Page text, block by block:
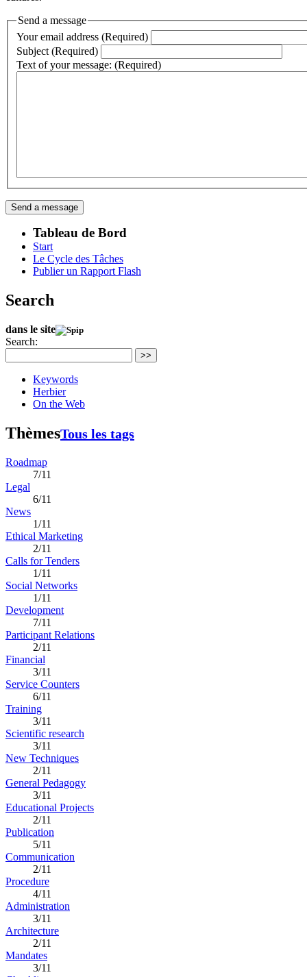
Send a message
Your email address (Required)
Subject (Required)
Text of your message: (Required)
Tableau de Bord
Start
Le Cycle des Tâches
Publier un Rapport Flash
Search
dans le site
Search:
>>
Keywords
Herbier
On the Web
ThèmesTous les tags
Roadmap
7/11
Legal
6/11
News
1/11
Ethical Marketing
2/11
Calls for Tenders
1/11
Social Networks
1/11
Development
7/11
Participant Relations
2/11
Financial
3/11
Service Counters
6/11
Training
3/11
Scientific research
3/11
New Techniques
2/11
General Pedagogy
3/11
Educational Projects
2/11
Publication
5/11
Communication
2/11
Procedure
4/11
Administration
3/11
Architecture
2/11
Mandates
3/11